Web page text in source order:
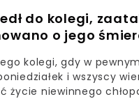
do kolegi,
o jego
kolegi, gdy w
i wszyscy
życie niewinnego